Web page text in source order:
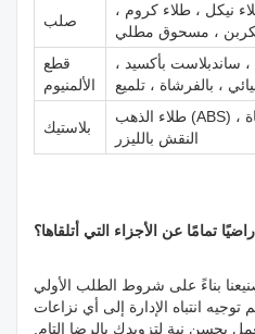
صلب
نيكل ، طلاء كروم ،
​​، مسحوق مطلي
قطع
الألمنيوم
ساندبلاست بأكسيد ،
، بالفرشاة ، تلميع
بلاستيك
طلاء الذهب (ABS) ، الطلاء ، الفرشاة (Acylic) ،
النقش بالليزر
بناءً على شروط الطلب الأولي
توجيه انتباه الإدارة إلى أي نزاعات
بحسن نية لتزويدك بالرضا التام.